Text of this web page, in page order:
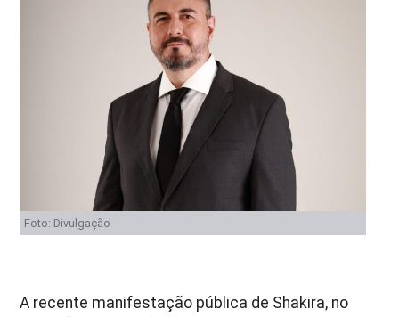
Foto: Divulgação
A recente manifestação pública de Shakira, no